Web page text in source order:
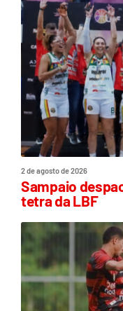
2 de agosto de 2026
Sampaio
tetra da LBF